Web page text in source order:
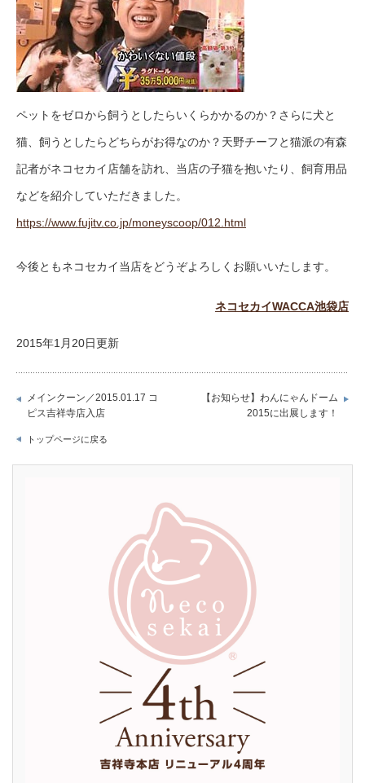
ペットをゼロから飼うとしたらいくらかかるのか？さらに犬と
猫、飼うとしたらどちらがお得なのか？天野チーフと猫派の有森
記者がネコセカイ店舗を訪れ、当店の子猫を抱いたり、飼育用品
などを紹介していただきました。
https://www.fujitv.co.jp/moneyscoop/012.html
今後ともネコセカイ当店をどうぞよろしくお願いいたします。
ネコセカイWACCA池袋店
2015年1月20日更新
メインクーン／2015.01.17 コ
ピス吉祥寺店入店
【お知らせ】わんにゃんドーム
2015に出展します！
トップページに戻る